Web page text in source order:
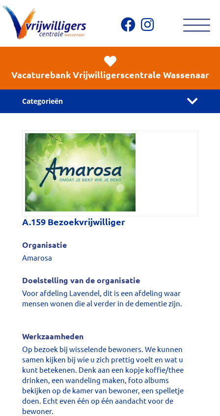
Vacaturebank Vrijwilligerscentrale Wassenaar
Categorieën
A.159 Bezoekvrijwilliger
Organisatie
Amarosa
Doelstelling van de organisatie
Voor afdeling Lavendel, dit is een afdeling waar
mensen wonen die al verder in de dementie zijn.
Werkzaamheden
Op bezoek bij wisselende bewoners. We kunnen
samen kijken bij wie u zich prettig voelt en wat u
kunt betekenen. Denk aan een kopje koffie/thee
drinken, een wandeling maken, foto albums
bekijken op de kamer van bewoner, een spelletje
doen. Echt even één op één aandacht voor de
bewoner.